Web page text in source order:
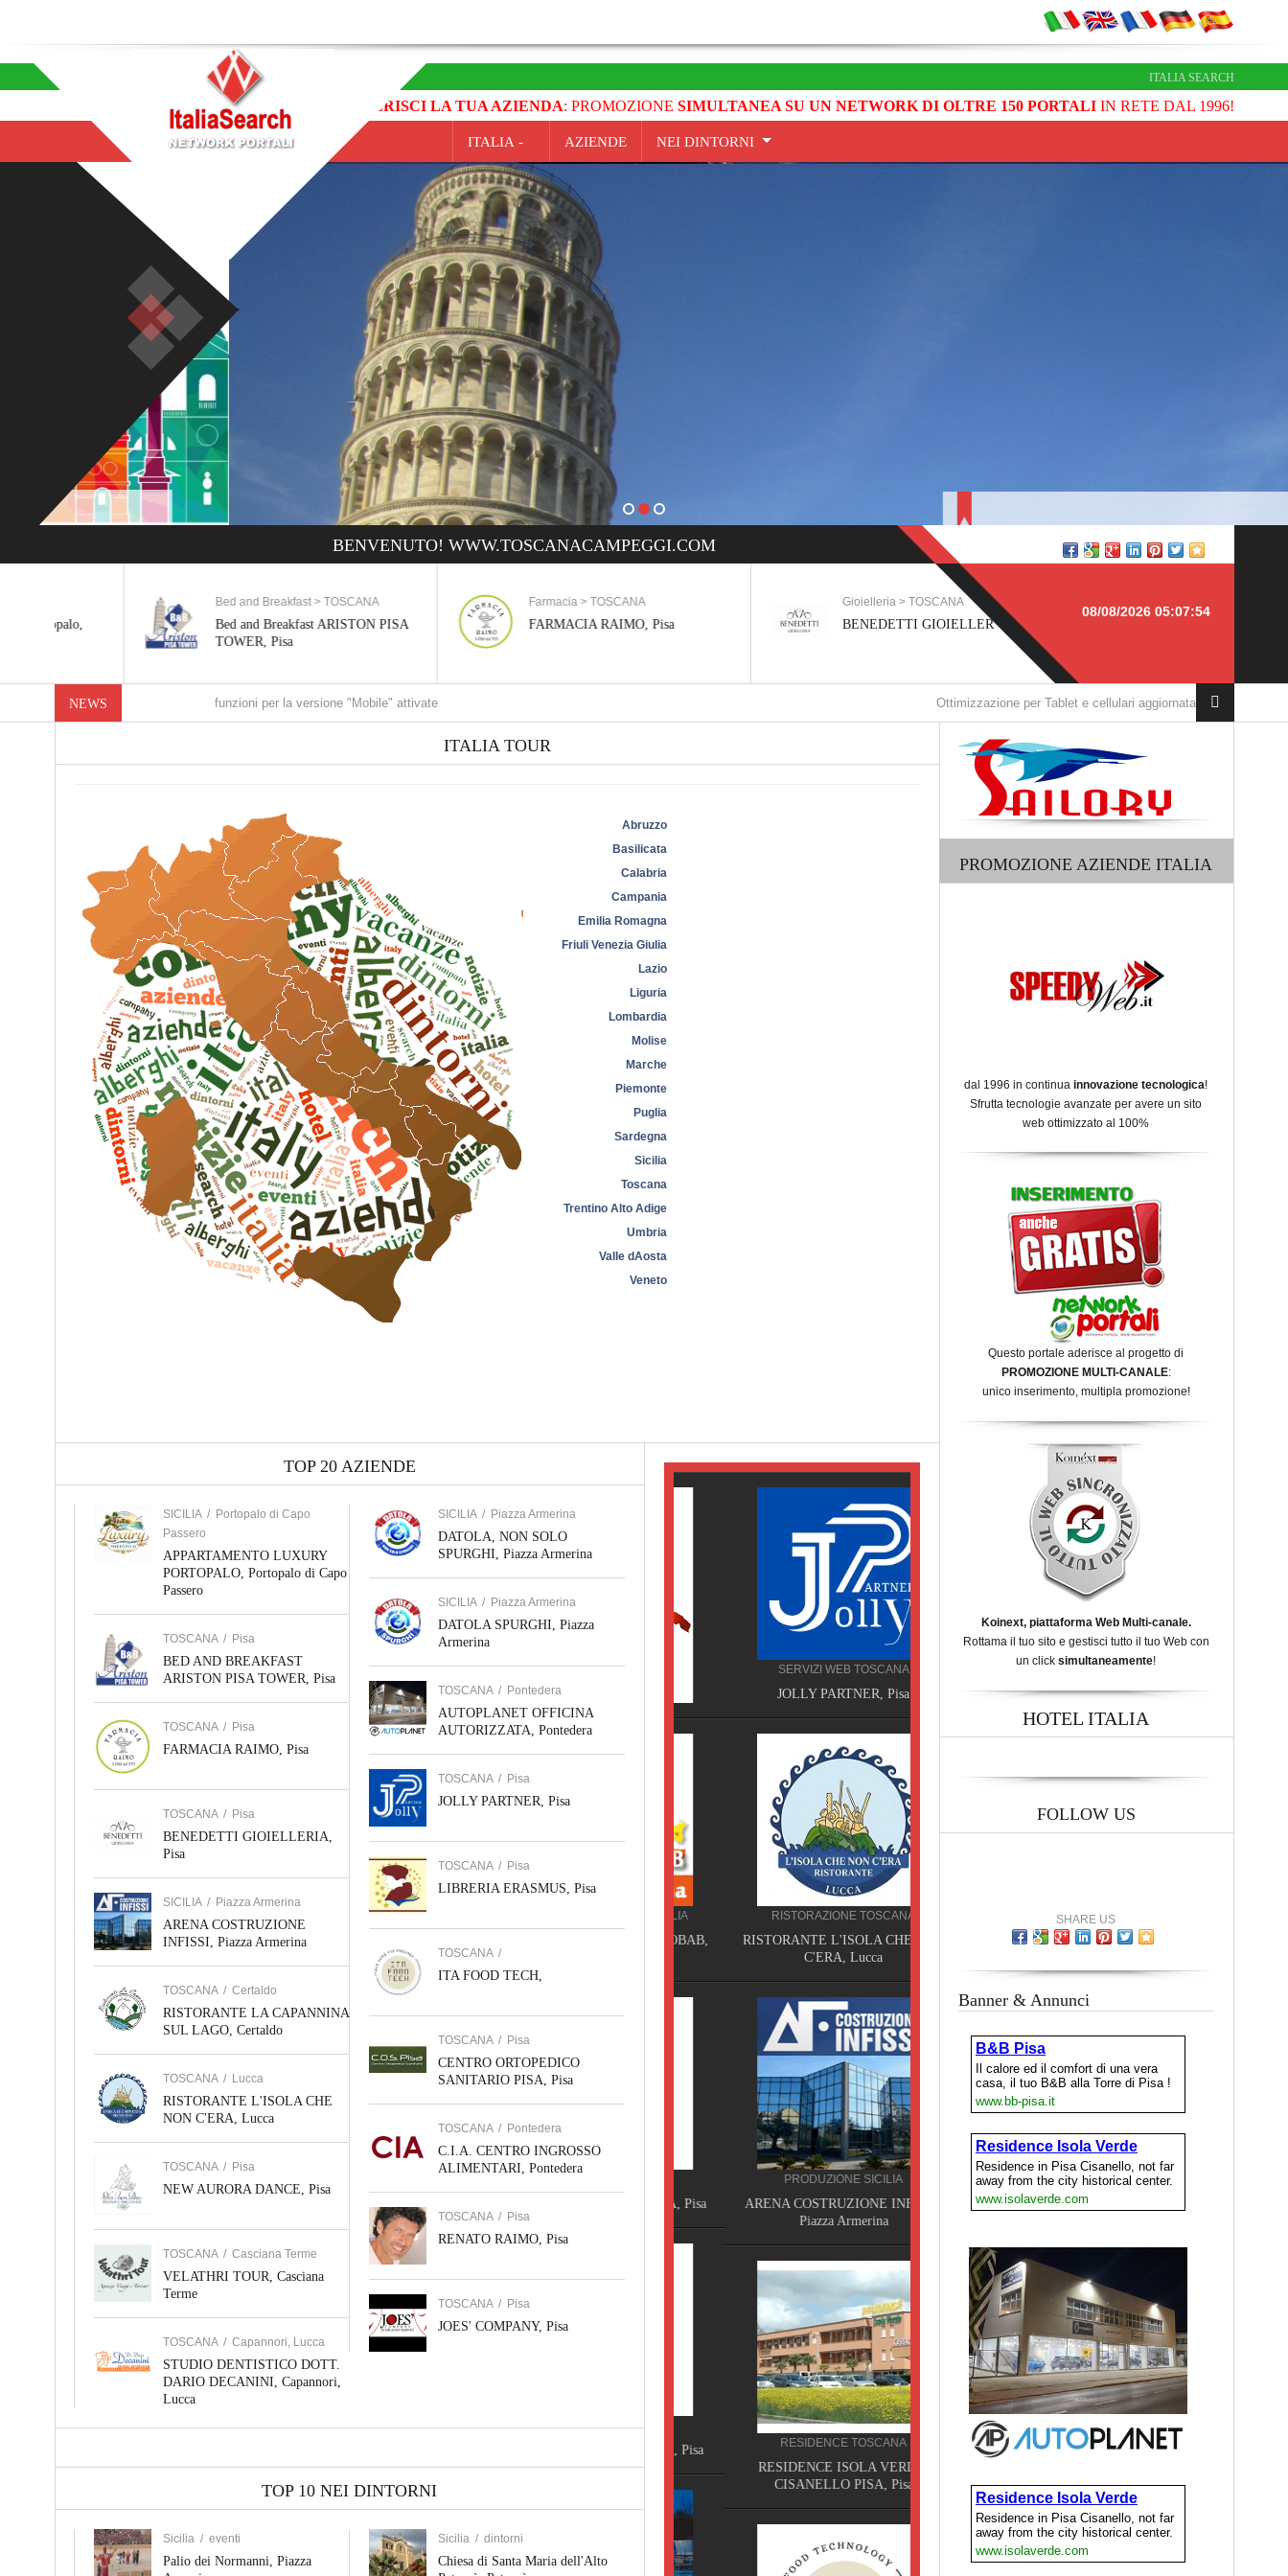
ITALIA SEARCH
INSERISCI LA TUA AZIENDA: PROMOZIONE SIMULTANEA SU UN NETWORK DI OLTRE 150 PORTALIIN RETE DAL 1996!
ITALIA - AZIENDE NEI DINTORNI
BENVENUTO! WWW.TOSCANACAMPEGGI.COM
Bed and Breakfast > TOSCANA
Bed and Breakfast ARISTON PISA
TOWER, Pisa
Farmacia > TOSCANA
FARMACIA RAIMO, Pisa
Gioielleria > TOSCANA
BENEDETTI GIOIELLERIA, Pisa
08/08/2026 05:07:54
NEWS
Nuove funzioni per la versione "Mobile" attivate Ottimizzazione per Tablet e cellulari aggiornata
ITALIA TOUR
TOP 20 AZIENDE
SICILIA / Portopalo di Capo
Passero
APPARTAMENTO LUXURY
PORTOPALO, Portopalo di Capo
Passero
TOSCANA / Pisa
BED AND BREAKFAST
ARISTON PISA TOWER, Pisa
TOSCANA / Pisa
FARMACIA RAIMO, Pisa
TOSCANA / Pisa
BENEDETTI GIOIELLERIA,
Pisa
SICILIA / Piazza Armerina
ARENA COSTRUZIONE
INFISSI, Piazza Armerina
TOSCANA / Certaldo
RISTORANTE LA CAPANNINA
SUL LAGO, Certaldo
TOSCANA / Lucca
RISTORANTE L'ISOLA CHE
NON C'ERA, Lucca
TOSCANA / Pisa
NEW AURORA DANCE, Pisa
TOSCANA / Casciana Terme
VELATHRI TOUR, Casciana
Terme
TOSCANA / Capannori, Lucca
STUDIO DENTISTICO DOTT.
DARIO DECANINI, Capannori,
Lucca
SICILIA / Piazza Armerina
DATOLA, NON SOLO
SPURGHI, Piazza Armerina
SICILIA / Piazza Armerina
DATOLA SPURGHI, Piazza
Armerina
TOSCANA / Pontedera
AUTOPLANET OFFICINA
AUTORIZZATA, Pontedera
TOSCANA / Pisa
JOLLY PARTNER, Pisa
TOSCANA / Pisa
LIBRERIA ERASMUS, Pisa
TOSCANA /
ITA FOOD TECH,
TOSCANA / Pisa
CENTRO ORTOPEDICO
SANITARIO PISA, Pisa
TOSCANA / Pontedera
C.I.A. CENTRO INGROSSO
ALIMENTARI, Pontedera
TOSCANA / Pisa
RENATO RAIMO, Pisa
TOSCANA / Pisa
JOES' COMPANY, Pisa
TOP 10 NEI DINTORNI
Sicilia / eventi
Palio dei Normanni, Piazza
Sicilia / dintorni
Chiesa di Santa Maria dell'Alto
HOTEL TOSCANA
HOTEL TOSCANA
SERVIZI WEB TOSCANA
JOLLY PARTNER, Pisa
RISTORAZIONE TOSCANA
RISTORANTE L'ISOLA CHE NON
C'ERA, Lucca
PRODUZIONE SICILIA
ARENA COSTRUZIONE INFISSI,
Piazza Armerina
RESIDENCE TOSCANA
RESIDENCE ISOLA VERDE,
CISANELLO PISA, Pisa
PROMOZIONE AZIENDE ITALIA
dal 1996 in continua innovazione tecnologica!
Sfrutta tecnologie avanzate per avere un sito
web ottimizzato al 100%
Questo portale aderisce al progetto di
PROMOZIONE MULTI-CANALE:
unico inserimento, multipla promozione!
Koinext, piattaforma Web Multi-canale.
Rottama il tuo sito e gestisci tutto il tuo Web con
un click simultaneamente!
HOTEL ITALIA
FOLLOW US
SHARE US
Banner & Annunci